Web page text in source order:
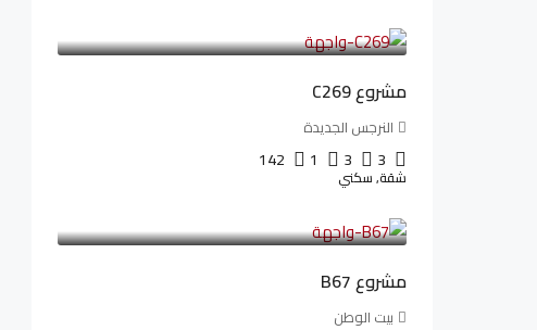
مشروع C269
النرجس الجديدة
3
3
1
142
شقة, سكني
مشروع B67
بيت الوطن